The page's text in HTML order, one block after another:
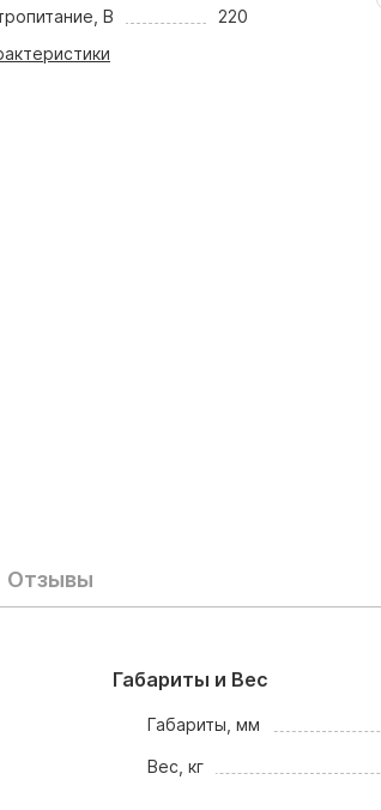
В
220
Отзывы
Габариты и Вес
Габариты, мм
Вес, кг